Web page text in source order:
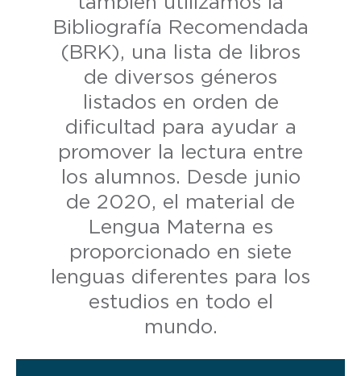
Bibliografía Recomendada
(BRK), una lista de libros
de diversos géneros
listados en orden de
dificultad para ayudar a
promover la lectura entre
los alumnos. Desde junio
de 2020, el material de
Lengua Materna es
proporcionado en siete
lenguas diferentes para los
estudios en todo el
mundo.